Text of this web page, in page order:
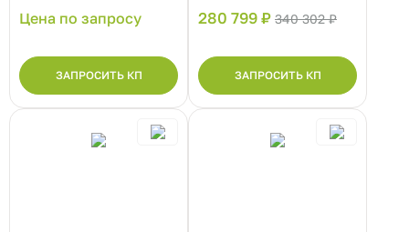
развернуть категорию
Цена по запросу
ЗАПРОСИТЬ КП
280 799 ₽ 340 302 ₽
ЗАПРОСИТЬ КП